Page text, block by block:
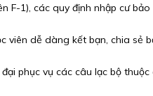
F-1), các quy định nhập cư
viên dễ dàng kết bạn, chia sẻ
phục vụ các câu lạc bộ thuộc